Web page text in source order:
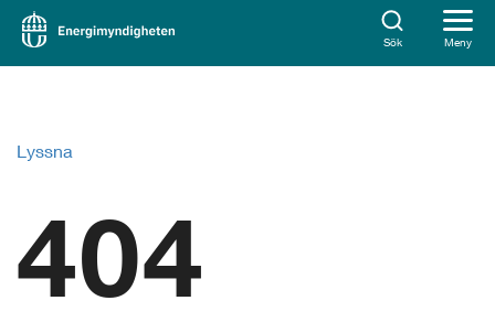
Sök Meny
Lyssna
404